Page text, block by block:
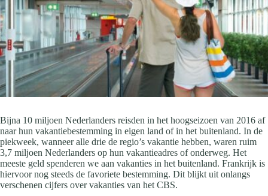
Bijna 10 miljoen Nederlanders reisden in het hoogseizoen van 2016 af
naar hun vakantiebestemming in eigen land of in het buitenland. In de
piekweek, wanneer alle drie de regio’s vakantie hebben, waren ruim
3,7 miljoen Nederlanders op hun vakantieadres of onderweg. Het
meeste geld spenderen we aan vakanties in het buitenland. Frankrijk is
hiervoor nog steeds de favoriete bestemming. Dit blijkt uit onlangs
verschenen cijfers over vakanties van het CBS.